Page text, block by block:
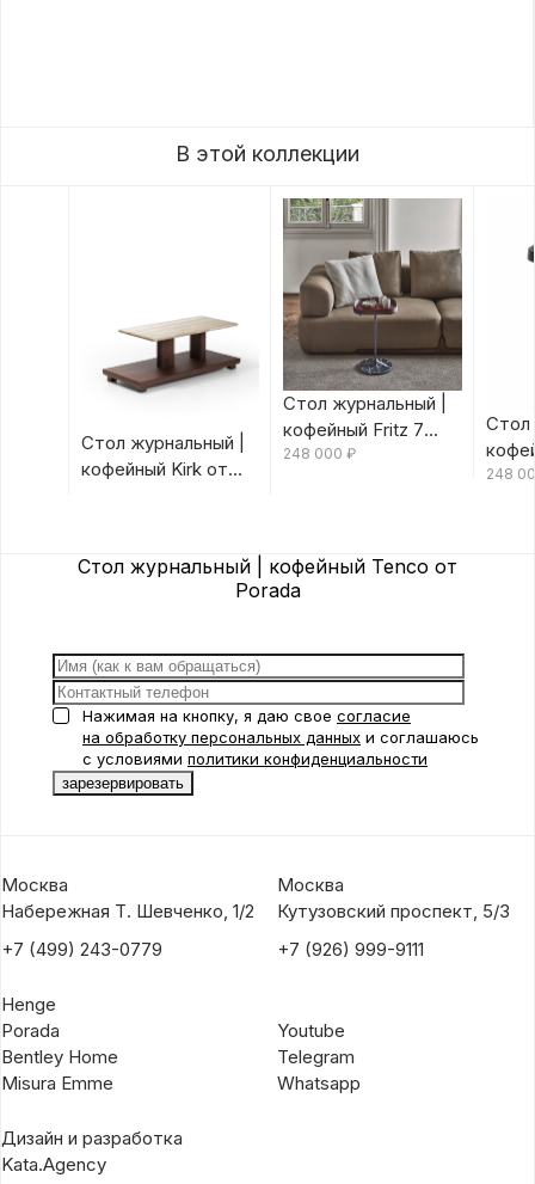
В этой коллекции
Стол журнальный |
кофейный Kirk от
Стол журнальный |
кофейный Fritz 7
Canaletta/Rosso
248 000 ₽
Стол
248
Стол журнальный | кофейный Tenco от
Porada
Нажимая на кнопку, я даю свое согласие
на обработку персональных данных и соглашаюсь
с условиями политики конфиденциальности
Москва
Набережная Т. Шевченко, 1/2
+7 (499) 243-0779
Москва
Кутузовский проспект, 5/3
+7 (926) 999-9111
Henge
Porada
Bentley Home
Misura Emme
Youtube
Telegram
Whatsapp
Дизайн и разработка
Kata.Agency